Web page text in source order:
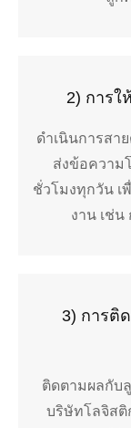
2) การ
ดำเนินการสา
ส่งข้อความ
ชั่วโมงทุกวัน เ
งาน เช่น
3) การติ
ติดตามผลกับ
บริษัทโลจิสติ